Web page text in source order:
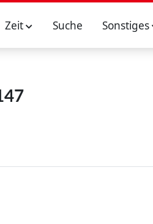
Zeit Suche Sonstiges